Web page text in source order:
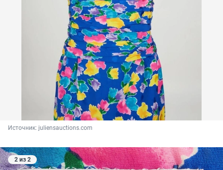
Источник: juliensauctions.com
2 из 2